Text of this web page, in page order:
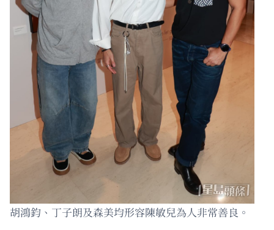
胡鴻鈞、丁子朗及森美均形容陳敏兒為人非常善良。